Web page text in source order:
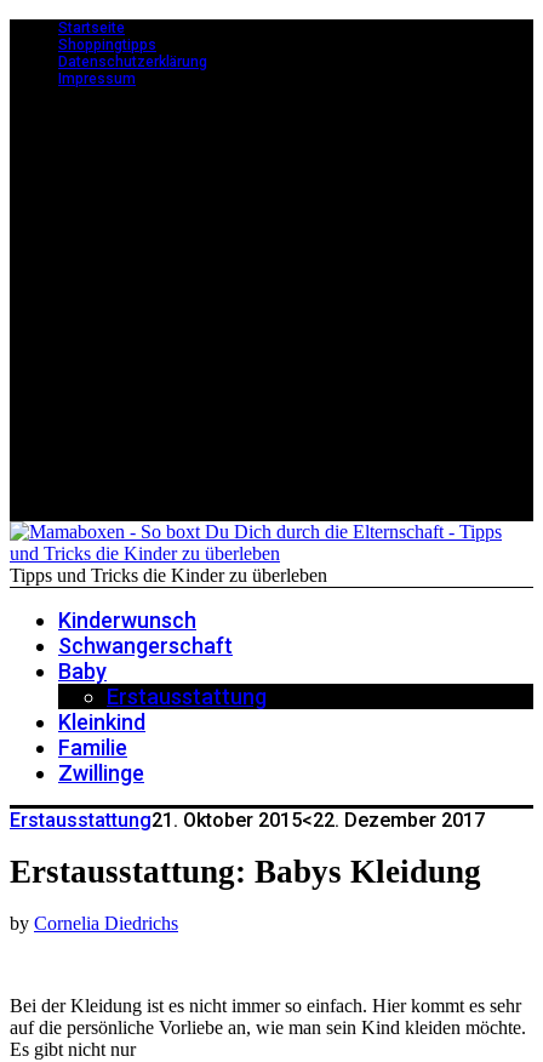
Startseite
Shoppingtipps
Datenschutzerklärung
Impressum
Tipps und Tricks die Kinder zu überleben
Kinderwunsch
Schwangerschaft
Baby
Erstausstattung
Kleinkind
Familie
Zwillinge
Erstausstattung21. Oktober 2015<22. Dezember 2017
Erstausstattung: Babys Kleidung
by Cornelia Diedrichs
Bei der Kleidung ist es nicht immer so einfach. Hier kommt es sehr
auf die persönliche Vorliebe an, wie man sein Kind kleiden möchte.
Es gibt nicht nur